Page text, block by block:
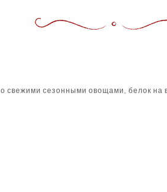
свежими сезонными овощами, белок на